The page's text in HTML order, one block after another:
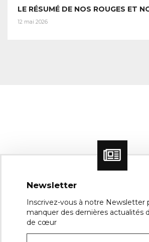
LE RÉSUMÉ DE NOS ROUGES ET
12 mai 2026
Newsletter
Inscrivez-vous à notre Newsletter
manquer des dernières actualités
de cœur